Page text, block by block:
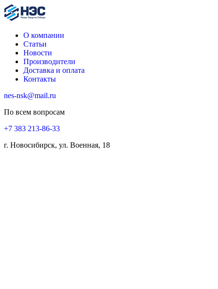
О компании
Статьи
Новости
Производители
Доставка и оплата
Контакты
nes-nsk@mail.ru
По всем вопросам
+7 383 213-86-33
г. Новосибирск, ул. Военная, 18